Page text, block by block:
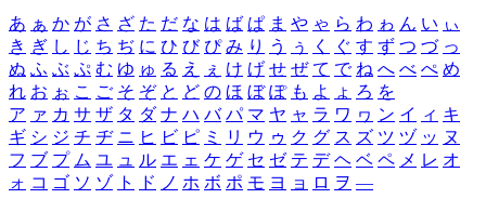
あ ぁ か が さ ざ た だ な は ば ぱ ま や ゃ ら わ ゎ ん い ぃ
き ぎ し じ ち ぢ に ひ び ぴ み り う ぅ く ぐ す ず つ づ っ
ぬ ふ ぶ ぷ む ゆ ゅ る え ぇ け げ せ ぜ て で ね へ べ ぺ め
れ お ぉ こ ご そ ぞ と ど の ほ ぼ ぽ も よ ょ ろ を
ア ァ カ サ ザ タ ダ ナ ハ バ パ マ ヤ ャ ラ ワ ヮ ン イ ィ キ
ギ シ ジ チ ヂ ニ ヒ ビ ピ ミ リ ウ ゥ ク グ ス ズ ツ ヅ ッ ヌ
フ ブ プ ム ユ ュ ル エ ェ ケ ゲ セ ゼ テ デ ヘ ベ ペ メ レ オ
ォ コ ゴ ソ ゾ ト ド ノ ホ ボ ポ モ ヨ ョ ロ ヲ ―